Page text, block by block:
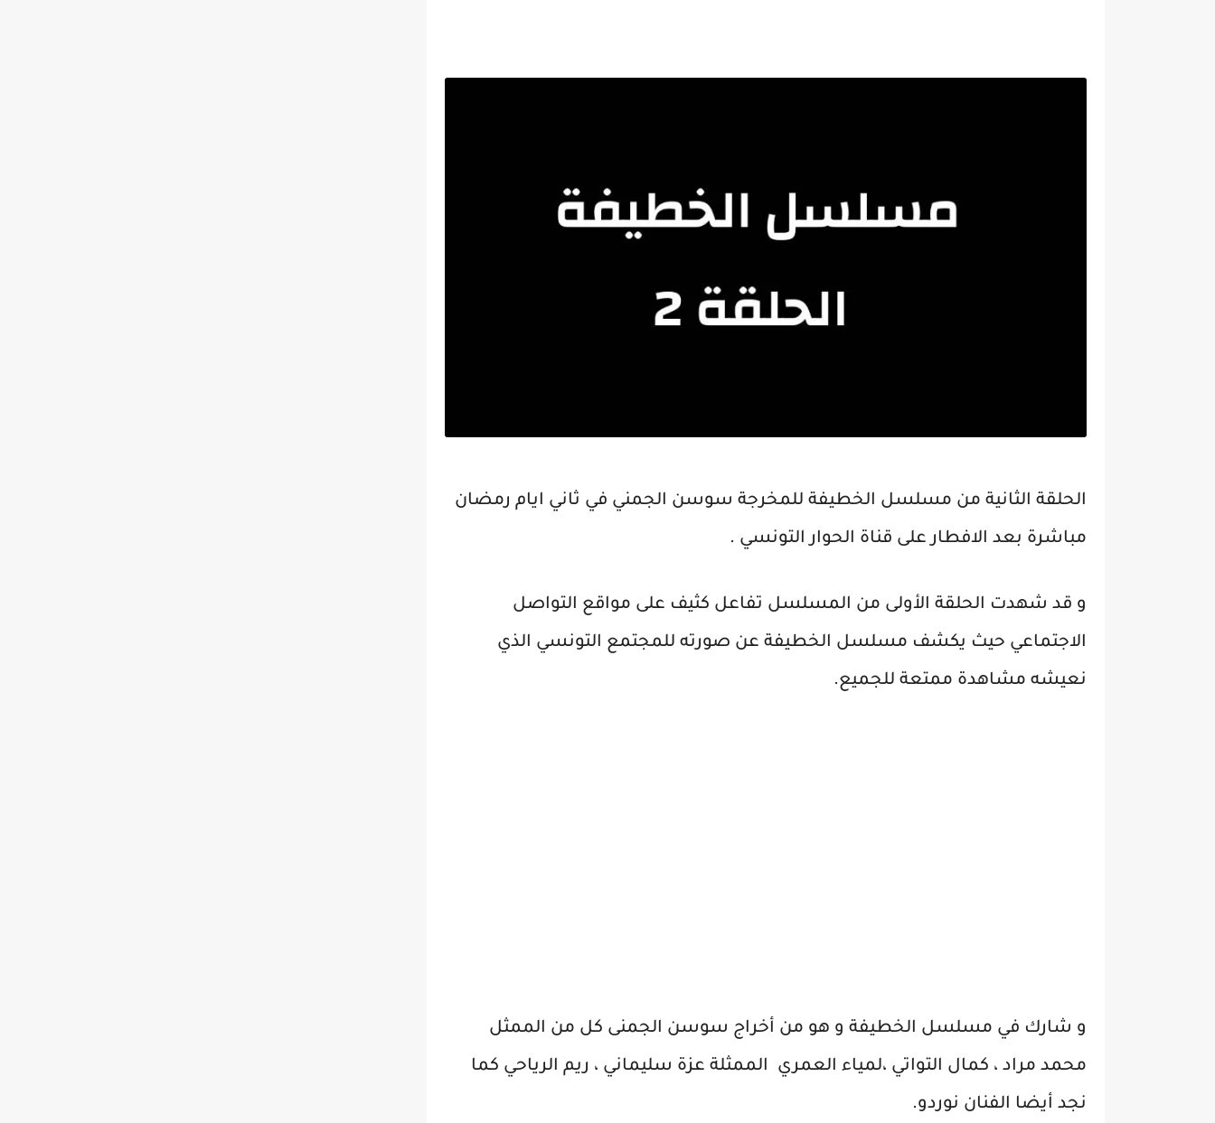
الحلقة الثانية من مسلسل الخطيفة للمخرجة سوسن الجمني في ثاني ايام رمضان
مباشرة بعد الافطار على قناة الحوار التونسي .
و قد شهدت الحلقة الأولى من المسلسل تفاعل كثيف على مواقع التواصل
الاجتماعي حيث يكشف مسلسل الخطيفة عن صورته للمجتمع التونسي الذي
نعيشه مشاهدة ممتعة للجميع.
و شارك في مسلسل الخطيفة و هو من أخراج سوسن الجمنى كل من الممثل
محمد مراد ، كمال التواتي ،لمياء العمري الممثلة عزة سليماني ، ريم الرياحي كما
نجد أيضا الفنان نوردو.